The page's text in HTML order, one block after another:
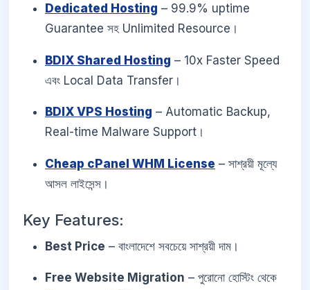
Dedicated Hosting – 99.9% uptime
Guarantee সহ Unlimited Resource।
BDIX Shared Hosting – 10x Faster Speed
এবং Local Data Transfer।
BDIX VPS Hosting – Automatic Backup,
Real-time Malware Support।
Cheap cPanel WHM License – সাশ্রয়ী মূল্যে
আসল লাইসেন্স।
Key Features:
Best Price – বাংলাদেশে সবচেয়ে সাশ্রয়ী দাম।
Free Website Migration – পুরোনো হোস্টিং থেকে